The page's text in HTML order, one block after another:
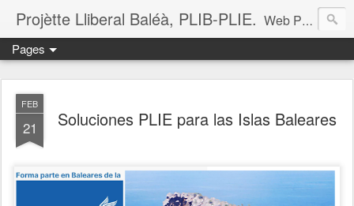
Projètte Lliberal Baléà, PLIB-PLIE. Web Projètte Lliberal Baléà (PLIB-PLIE)
Pages
FEB
21 Soluciones PLIE para las Islas Baleares